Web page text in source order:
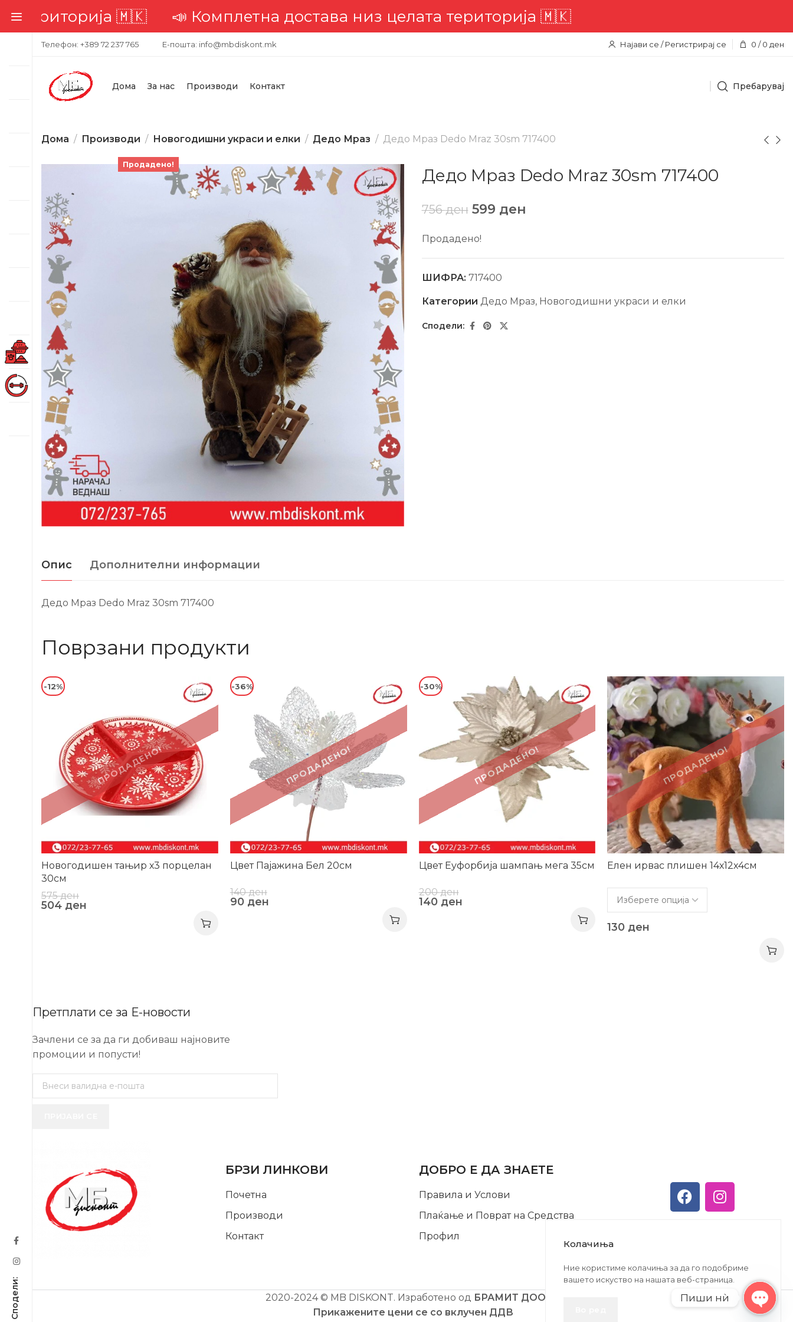
🇲🇰 📣 Комплетна достава низ целата територија 🇲🇰
Телефон: +389 72 237 765 Е-пошта: info@mbdiskont.mk Најави се / Регистрирај се 0 / 0 ден
Дома За нас Производи Контакт Пребарувај
Дома Производи Новогодишни украси и елки Дедо Мраз Дедо Мраз Dedo Mraz 30sm 717400
Продадено!
Дедо Мраз Dedo Mraz 30sm 717400
756ден 599 ден
Продадено!
ШИФРА: 717400
Категории Дедо Мраз, Новогодишни украси и елки
Опис Дополнителни информации
Дедо Мраз Dedo Mraz 30sm 717400
Поврзани продукти
ПРОДАДЕНО!
-12%
Новогодишен тањир х3 порцелан
30см
575ден
504 ден
ПРОДАДЕНО!
-36%
Цвет Пајажина Бел 20см
140ден
90 ден
ПРОДАДЕНО!
-30%
Цвет Еуфорбија шампањ мега 35см
200ден
140 ден
ПРОДАДЕНО!
Елен ирвас плишен 14х12х4см
130 ден
Претплати се за Е-новости
Зачлени се за да ги добиваш најновите
промоции и попусти!
БРЗИ ЛИНКОВИ
Почетна
Производи
Контакт
ДОБРО Е ДА ЗНАЕТЕ
Правила и Услови
Плаќање и Поврат на Средства
Профил
2020-2024 © MB DISKONT. Изработено од БРАМИТ ДООЕЛ
Прикажените цени се со вклучен ДДВ
Колачиња
Ние користиме колачиња за да го подобриме
вашето искуство на нашата веб-страница.
Пиши нѝ
Open